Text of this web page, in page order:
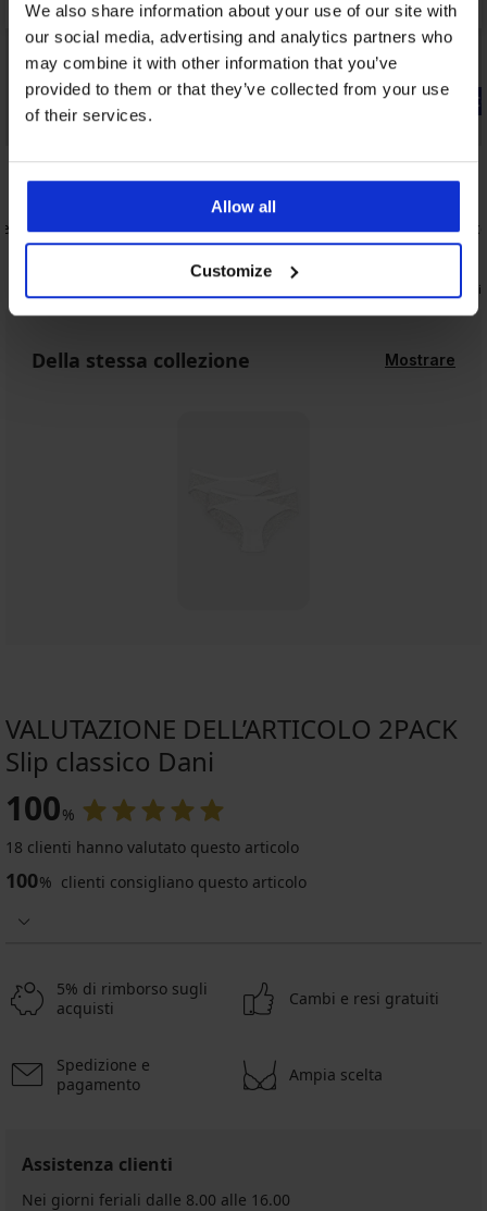
We also share information about your use of our site with
our social media, advertising and analytics partners who
may combine it with other information that you’ve
provided to them or that they’ve collected from your use
of their services.
Allow all
Customize
5
New
-20% WELCOME20
4,9
Reggiseno Push Perfect Balconette
52,99 €
-20%
Slip
larghi
Della stessa collezione Mostrare
-20 % WELCOME20
adattamento
€
16,79
WELCOME20
VALUTAZIONE DELL’ARTICOLO 2PACK
Slip classico Dani
100%
18 clienti hanno valutato questo articolo
100% clienti consigliano questo articolo
5% di rimborso sugli
acquisti
Cambi e resi gratuiti
Spedizione e
pagamento
Ampia scelta
Assistenza clienti
Nei giorni feriali dalle 8.00 alle 16.00